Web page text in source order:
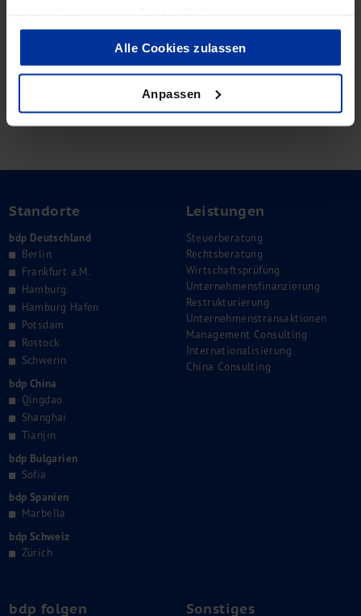
Alle Cookies zulassen
Anpassen
China-Investitionen.
China Newsletter bestellen
Foto © bikeriderlondon - Shutterstock
Standorte
bdp Deutschland
Berlin
Frankfurt a.M.
Hamburg
Hamburg Hafen
Potsdam
Rostock
Schwerin
bdp China
Qingdao
Shanghai
Tianjin
bdp Bulgarien
Sofia
bdp Spanien
Marbella
bdp Schweiz
Zürich
Leistungen
Steuerberatung
Rechtsberatung
Wirtschaftsprüfung
Unternehmensfinanzierung
Restrukturierung
Unternehmenstransaktionen
Management Consulting
Internationalisierung
China Consulting
bdp folgen Sonstiges